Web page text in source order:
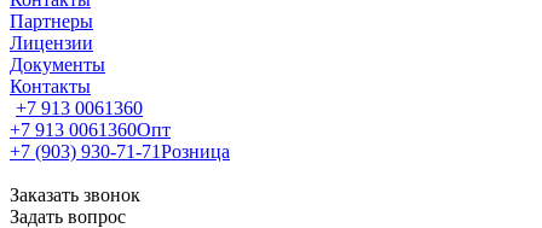
Партнеры
Лицензии
Документы
Контакты
+7 913 0061360
+7 913 0061360Опт
+7 (903) 930-71-71Розница
Заказать звонок
Задать вопрос